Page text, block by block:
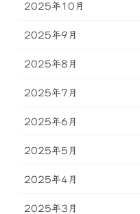
2025年10月
2025年9月
2025年8月
2025年7月
2025年6月
2025年5月
2025年4月
2025年3月